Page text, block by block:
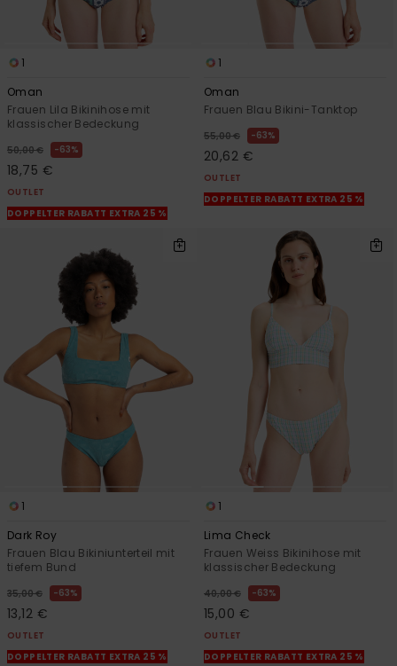
1
Oman
Frauen Lila Bikinihose mit
klassischer Bedeckung
50,00 € 63%
18,75 €
OUTLET
DOPPELTER RABATT EXTRA 25 %
1
Oman
Frauen Blau Bikini-Tanktop
55,00 € 63%
20,62 €
OUTLET
DOPPELTER RABATT EXTRA 25 %
1
Dark Roy
Frauen Blau Bikiniunterteil mit
tiefem Bund
35,00 € 63%
13,12 €
OUTLET
DOPPELTER RABATT EXTRA 25 %
1
Lima Check
Frauen Weiss Bikinihose mit
klassischer Bedeckung
40,00 € 63%
15,00 €
OUTLET
DOPPELTER RABATT EXTRA 25 %